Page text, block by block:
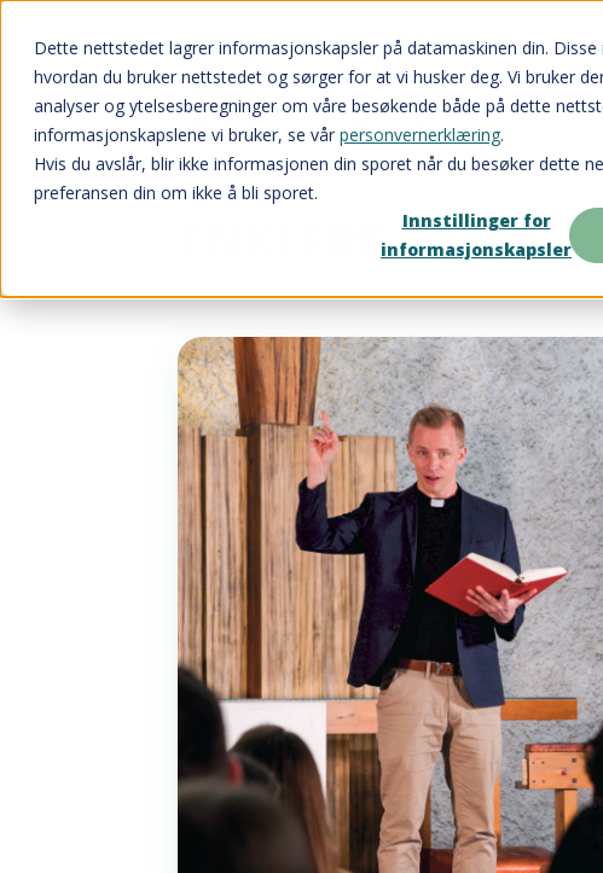
Dette nettstedet lagrer informasjonskapsler på datamaskinen din.
hvordan du bruker nettstedet og sørger for at vi husker deg. Vi bruker
analyser og ytelsesberegninger om våre besøkende både på dette
informasjonskapslene vi bruker, se vår personvernerklæring.
Hvis du avslår, blir ikke informasjonen din sporet når du besøker dette
preferansen din om ikke å bli sporet.
Innstillinger for
informasjonskapsler
Produkter og tjenester
ENKLERE LØNN